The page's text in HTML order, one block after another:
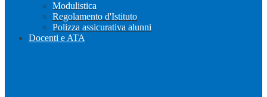
Modulistica
Regolamento d'Istituto
Polizza assicurativa alunni
Docenti e ATA